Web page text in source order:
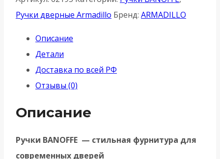
Armadillo
раздельная
K.YM.BANOFFE
BL-
черный
Ручки дверные Armadillo Бренд: ARMADILLO
Описание
Детали
Доставка по всей РФ
Отзывы (0)
Описание
Ручки BANOFFE — стильная фурнитура для
современных дверей